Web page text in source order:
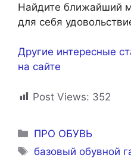
Найдите ближайший
для себя
Другие интересные
на сайте
Post Views: 352
Рубрики
ПРО ОБУВЬ
Метки
базовый обувной